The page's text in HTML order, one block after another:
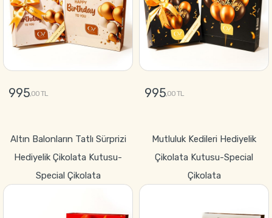
995,00 TL 995,00 TL
Altın Balonların Tatlı Sürprizi
Hediyelik Çikolata Kutusu-
Special Çikolata
Mutluluk Kedileri Hediyelik
Çikolata Kutusu-Special
Çikolata